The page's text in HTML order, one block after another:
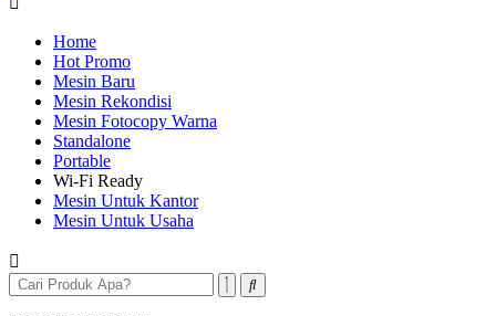
Home
Hot Promo
Mesin Baru
Mesin Rekondisi
Mesin Fotocopy Warna
Standalone
Portable
Wi-Fi Ready
Mesin Untuk Kantor
Mesin Untuk Usaha